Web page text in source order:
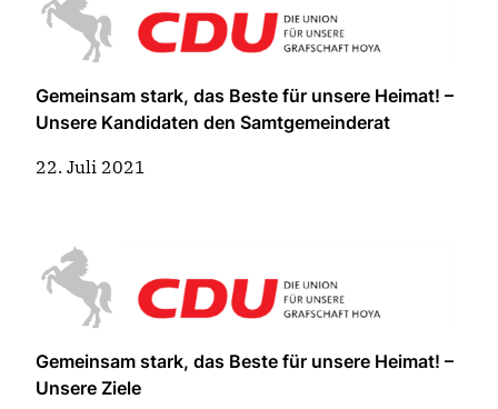
Gemeinsam stark, das Beste für unsere Heimat! –
Unsere Kandidaten den Samtgemeinderat
22. Juli 2021
Gemeinsam stark, das Beste für unsere Heimat! –
Unsere Ziele